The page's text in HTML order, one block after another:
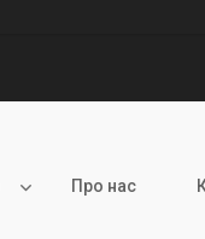
Про нас